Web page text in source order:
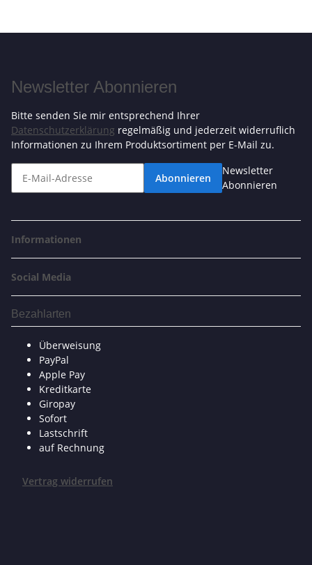
Newsletter Abonnieren
Bitte senden Sie mir entsprechend Ihrer
Datenschutzerklärung regelmäßig und jederzeit widerruflich
Informationen zu Ihrem Produktsortiment per E-Mail zu.
Abonnieren
Newsletter
Abonnieren
Informationen
Social Media
Bezahlarten
Überweisung
PayPal
Apple Pay
Kreditkarte
Giropay
Sofort
Lastschrift
auf Rechnung
Vertrag widerrufen